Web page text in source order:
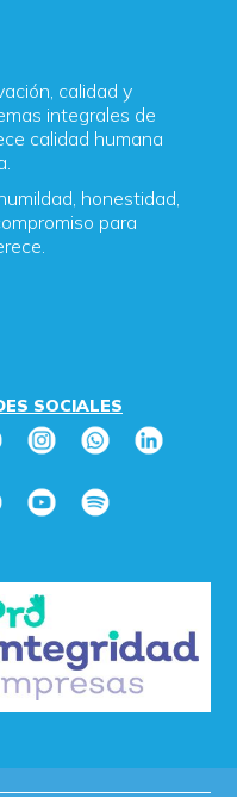
calidad y
integrales de
calidad humana
honestidad,
para
SOCIALES